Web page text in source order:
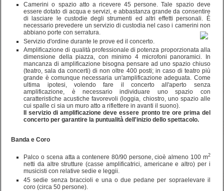
Camerini o spazio atto a ricevere 45 persone. Tale spazio deve
essere dotato di acqua e servizi, e abbastanza grande da consentire
di lasciare le custodie degli strumenti ed altri effetti personali. È
necessario prevedere un servizio di custodia nel caso i camerini non
abbiano porte con serratura.
Servizio d'ordine durante le prove ed il concerto.
Amplificazione di qualità professionale di potenza proporzionata alla
dimensione della piazza, con minimo 4 microfoni panoramici. In
mancanza di amplificazione bisogna pensare ad uno spazio chiuso
(teatro, sala da concerti) di non oltre 400 posti; in caso di teatro più
grande è comunque necessaria un'amplificazione adeguata. Come
ultima ipotesi, volendo fare il concerto all'aperto senza
amplificazione, è necessario individuare uno spazio con
caratteristiche acustiche favorevoli (loggia, chiostro, uno spazio alle
cui spalle ci sia un muro atto a riflettere in avanti il suono).
Il servizio di amplificazione deve essere pronto tre ore prima del
concerto per garantire la puntualità dell'inizio dello spettacolo.
Banda e Coro
Palco o scena atta a contenere 80/90 persone, cioè almeno 100 m2
netti da altre strutture (casse amplificatrici, americane e altro) per i
musicisti con relative sedie e leggii.
45 sedie senza braccioli e una o due pedane per sopraelevare il
coro (circa 50 persone).